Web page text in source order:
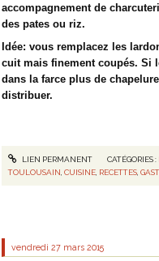
accompagnement de
des pates ou riz.
Idée: vous remplacez les
cuit mais finement coupés. Si
dans la farce plus de
distribuer.
LIEN PERMANENT CATÉGORIES :
TOULOUSAIN ,CUISINE RECETTES ,
vendredi 27 mars 2015